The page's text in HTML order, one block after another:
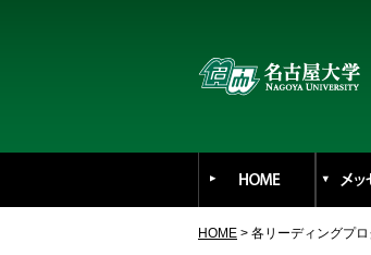
HOME > 各リーディングプ